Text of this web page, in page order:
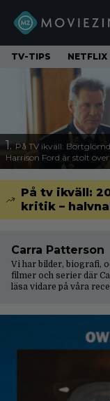
TV-TIPS NETFLIX
1. På TV ikväll:
Harrison Ford är stolt
På tv ikväll:
kritik –
Carra Patterson
Vi har bilder, biografi,
filmer och serier där
läsa vidare på våra